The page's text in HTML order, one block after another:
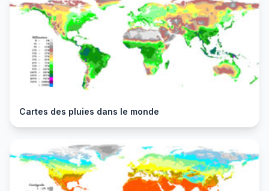
Cartes des pluies dans le monde